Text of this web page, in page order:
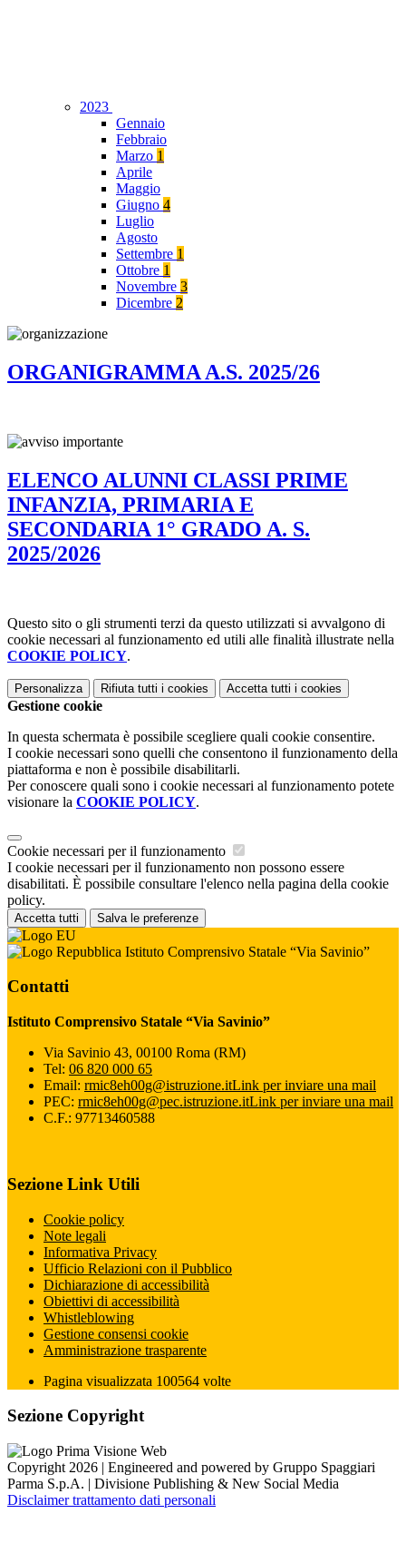
2023
Gennaio
Febbraio
Marzo 1
Aprile
Maggio
Giugno 4
Luglio
Agosto
Settembre 1
Ottobre 1
Novembre 3
Dicembre 2
ORGANIGRAMMA A.S. 2025/26
ELENCO ALUNNI CLASSI PRIME
INFANZIA, PRIMARIA E
SECONDARIA 1° GRADO A. S.
2025/2026
Questo sito o gli strumenti terzi da questo utilizzati si avvalgono di
cookie necessari al funzionamento ed utili alle finalità illustrate nella
COOKIE POLICY.
Personalizza Rifiuta tutti i cookies Accetta tutti i cookies
Gestione cookie
In questa schermata è possibile scegliere quali cookie consentire.
I cookie necessari sono quelli che consentono il funzionamento della
piattaforma e non è possibile disabilitarli.
Per conoscere quali sono i cookie necessari al funzionamento potete
visionare la COOKIE POLICY.
Cookie necessari per il funzionamento
I cookie necessari per il funzionamento non possono essere
disabilitati. È possibile consultare l'elenco nella pagina della cookie
policy.
Accetta tutti Salva le preferenze
Istituto Comprensivo Statale “Via Savinio”
Contatti
Istituto Comprensivo Statale “Via Savinio”
Via Savinio 43, 00100 Roma (RM)
Tel: 06 820 000 65
Email: rmic8eh00g@istruzione.itLink per inviare una mail
PEC: rmic8eh00g@pec.istruzione.itLink per inviare una mail
C.F.: 97713460588
Sezione Link Utili
Cookie policy
Note legali
Informativa Privacy
Ufficio Relazioni con il Pubblico
Dichiarazione di accessibilità
Obiettivi di accessibilità
Whistleblowing
Gestione consensi cookie
Amministrazione trasparente
Pagina visualizzata 100564 volte
Sezione Copyright
Copyright 2026 | Engineered and powered by Gruppo Spaggiari
Parma S.p.A. | Divisione Publishing & New Social Media
Disclaimer trattamento dati personali